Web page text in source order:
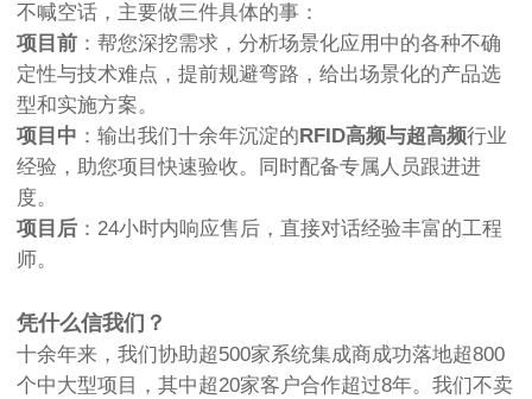
不喊空话，主要做三件具体的事：
项目前 ：帮您深挖需求，分析场景化应用中的各种不确
定性与技术难点，提前规避弯路，给出场景化的产品选
型和实施方案。
项目中 ：输出我们十余年沉淀的RFID高频与超高频行业
经验，助您项目快速验收。同时配备专属人员跟进进
度。
项目后 ：24小时内响应售后，直接对话经验丰富的工程
师。
凭什么信我们？
十余年来，我们协助超500家系统集成商成功落地超800
个中大型项目，其中超20家客户合作超过8年。我们不卖